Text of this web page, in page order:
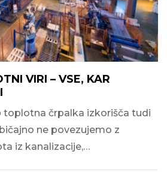
VIRI – VSE, KAR
toplotna črpalka izkorišča tudi
ne povezujemo z
iz kanalizacije,…